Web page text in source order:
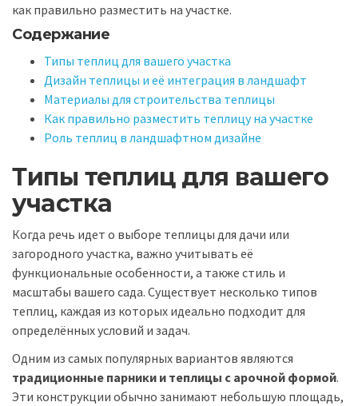
как правильно разместить на участке.
Содержание
Типы теплиц для вашего участка
Дизайн теплицы и её интеграция в ландшафт
Материалы для строительства теплицы
Как правильно разместить теплицу на участке
Роль теплиц в ландшафтном дизайне
Типы теплиц для вашего
участка
Когда речь идет о выборе теплицы для дачи или
загородного участка, важно учитывать её
функциональные особенности, а также стиль и
масштабы вашего сада. Существует несколько типов
теплиц, каждая из которых идеально подходит для
определённых условий и задач.
Одним из самых популярных вариантов являются
традиционные парники и теплицы с арочной формой.
Эти конструкции обычно занимают небольшую площадь,